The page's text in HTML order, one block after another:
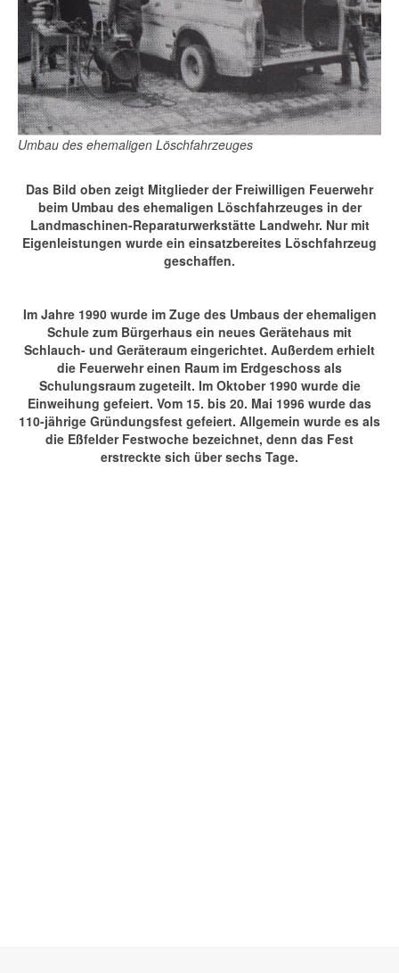
Umbau des ehemaligen Löschfahrzeuges
Das Bild oben zeigt Mitglieder der Freiwilligen Feuerwehr
beim Umbau des ehemaligen Löschfahrzeuges in der
Landmaschinen-Reparaturwerkstätte Landwehr. Nur mit
Eigenleistungen wurde ein einsatzbereites Löschfahrzeug
geschaffen.
Im Jahre 1990 wurde im Zuge des Umbaus der ehemaligen
Schule zum Bürgerhaus ein neues Gerätehaus mit
Schlauch- und Geräteraum eingerichtet. Außerdem erhielt
die Feuerwehr einen Raum im Erdgeschoss als
Schulungsraum zugeteilt. Im Oktober 1990 wurde die
Einweihung gefeiert. Vom 15. bis 20. Mai 1996 wurde das
110-jährige Gründungsfest gefeiert. Allgemein wurde es als
die Eßfelder Festwoche bezeichnet, denn das Fest
erstreckte sich über sechs Tage.